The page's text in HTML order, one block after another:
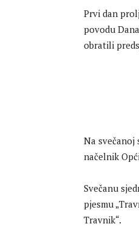
Prvi dan
povodu
obratili
Na
načelnik
Svečanu
pjesmu
Travnik“.